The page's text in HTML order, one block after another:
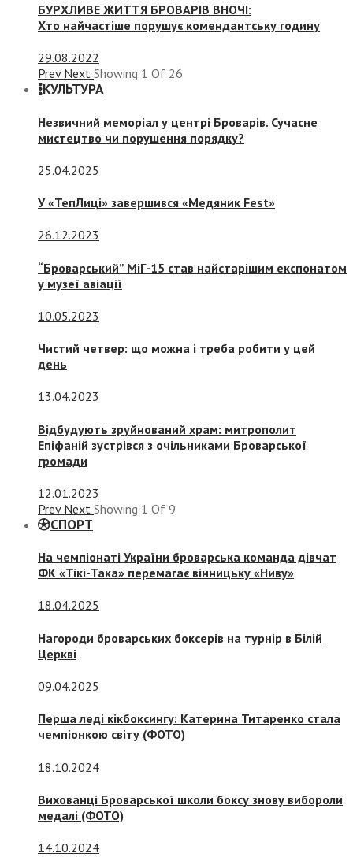
БУРХЛИВЕ ЖИТТЯ БРОВАРІВ ВНОЧІ:
Хто найчастіше порушує комендантську годину
29.08.2022
Prev Next Showing 1 Of 26
КУЛЬТУРА
Незвичний меморіал у центрі Броварів. Сучасне
мистецтво чи порушення порядку?
25.04.2025
У «ТепЛиці» завершився «Медяник Fest»
26.12.2023
“Броварський” МіГ-15 став найстарішим експонатом
у музеї авіації
10.05.2023
Чистий четвер: що можна і треба робити у цей
день
13.04.2023
Відбудують зруйнований храм: митрополит
Епіфаній зустрівся з очільниками Броварської
громади
12.01.2023
Prev Next Showing 1 Of 9
СПОРТ
На чемпіонаті України броварська команда дівчат
ФК «Тікі-Така» перемагає вінницьку «Ниву»
18.04.2025
Нагороди броварських боксерів на турнір в Білій
Церкві
09.04.2025
Перша леді кікбоксингу: Катерина Титаренко стала
чемпіонкою світу (ФОТО)
18.10.2024
Вихованці Броварської школи боксу знову вибороли
медалі (ФОТО)
14.10.2024